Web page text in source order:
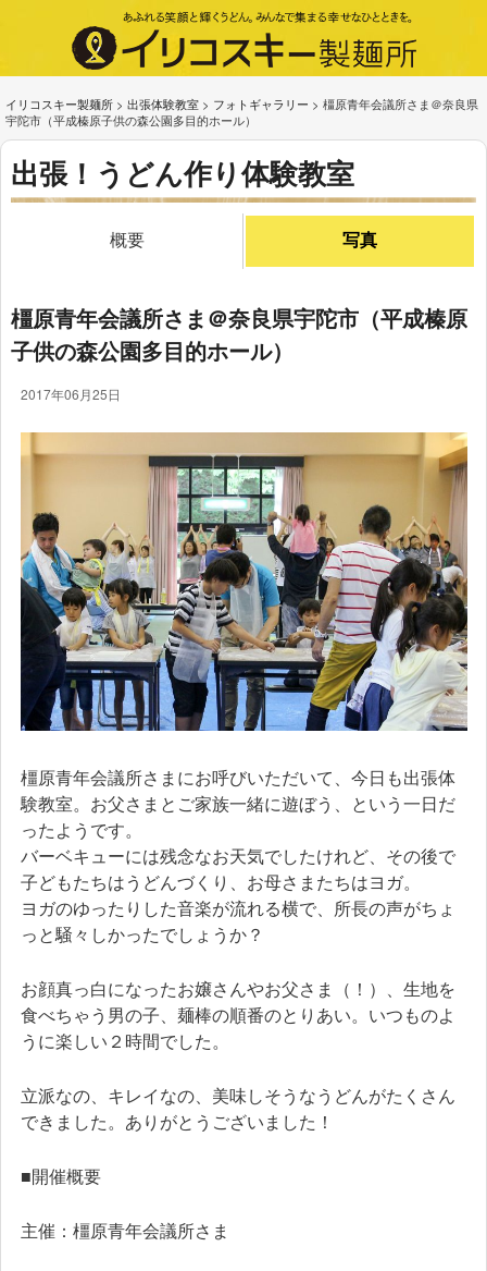
イリコスキー製麺所 > 出張体験教室 > フォトギャラリー > 橿原青年会議所さま＠奈良県
宇陀市（平成榛原子供の森公園多目的ホール）
出張！うどん作り体験教室
概要 写真
橿原青年会議所さま＠奈良県宇陀市（平成榛原
子供の森公園多目的ホール）
2017年06月25日
橿原青年会議所さまにお呼びいただいて、今日も出張体
験教室。お父さまとご家族一緒に遊ぼう、という一日だ
ったようです。
バーベキューには残念なお天気でしたけれど、その後で
子どもたちはうどんづくり、お母さまたちはヨガ。
ヨガのゆったりした音楽が流れる横で、所長の声がちょ
っと騒々しかったでしょうか？
お顔真っ白になったお嬢さんやお父さま（！）、生地を
食べちゃう男の子、麺棒の順番のとりあい。いつものよ
うに楽しい２時間でした。
立派なの、キレイなの、美味しそうなうどんがたくさん
できました。ありがとうございました！
■開催概要
主催：橿原青年会議所さま